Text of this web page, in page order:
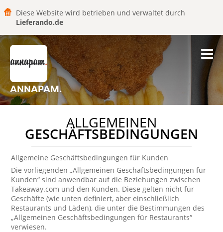
Diese Website wird betrieben und verwaltet durch
Lieferando.de
ANNAPAM.
ALLGEMEINEN
GESCHÄFTSBEDINGUNGEN
Allgemeine Geschäftsbedingungen für Kunden
Die vorliegenden „Allgemeinen Geschäftsbedingungen für
Kunden“ sind anwendbar auf die Beziehungen zwischen
Takeaway.com und den Kunden. Diese gelten nicht für
Geschäfte (wie unten definiert, aber einschließlich
Restaurants und Läden), die unter die Bestimmungen des
„Allgemeinen Geschäftsbedingungen für Restaurants“
verwiesen.